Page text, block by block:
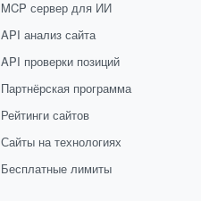
MCP сервер для ИИ
API анализ сайта
API проверки позиций
Партнёрская программа
Рейтинги сайтов
Сайты на технологиях
Бесплатные лимиты